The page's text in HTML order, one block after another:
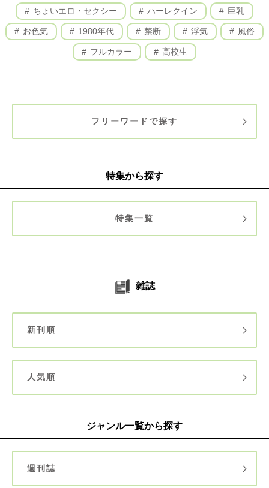
ちょいエロ・セクシー ハーレクイン 巨乳
お色気 1980年代 禁断 浮気 風俗
フルカラー 高校生
フリーワードで探す
特集から探す
特集一覧
雑誌
新刊順
人気順
ジャンル一覧から探す
週刊誌